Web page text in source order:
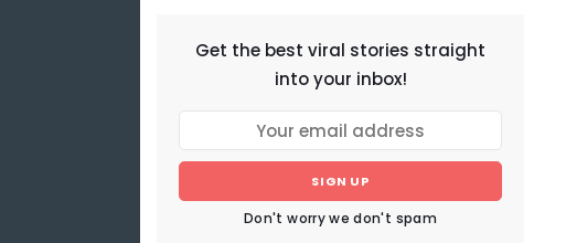
Get the best viral stories straight
into your inbox!
SIGN UP
Don't worry we don't spam